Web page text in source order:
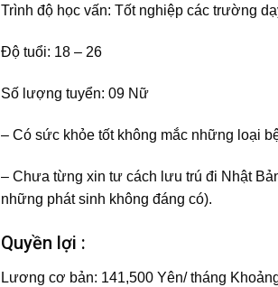
Trình độ học vấn:Tốt nghiệp các trường
Độ tuổi: 18 – 26
Số lượng tuyển: 09 Nữ
– Có sức khỏe tốt không mắc những loại
– Chưa từng xin tư cách lưu trú đi Nhật
những phát sinh không đáng có).
Quyền lợi :
Lương cơ bản: 141,500 Yên/ tháng